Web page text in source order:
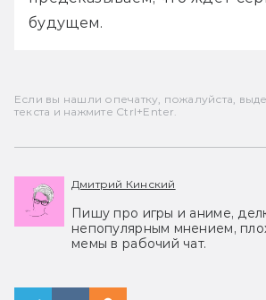
будущем.
Если вы нашли опечатку, пожалуйста,
текста и нажмите Ctrl+Enter.
Дмитрий Кинский
Пишу про игры и аниме,
непопулярным мнением,
мемы в рабочий чат.